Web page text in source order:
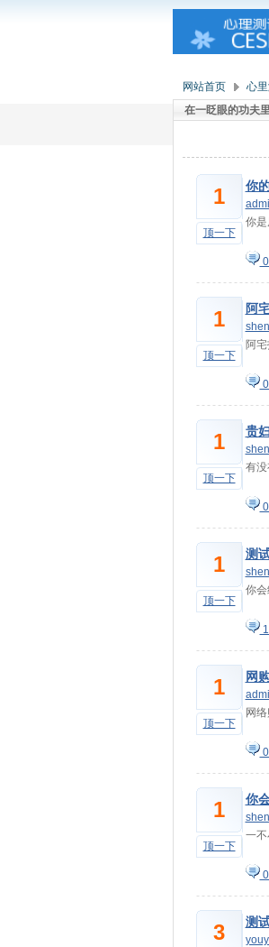
网站首页 心
在一眨眼的功夫
1
顶一下
你
你是
0
1
顶一下
阿
阿
0
1
顶一下
贵
有没
0
1
顶一下
测
你会
1
1
顶一下
网
网
0
1
顶一下
你
一
0
3 测